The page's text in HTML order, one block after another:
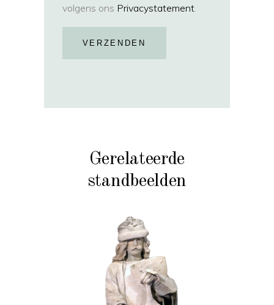
volgens ons Privacystatement.
VERZENDEN
Gerelateerde
standbeelden
HISTORIE STEEN